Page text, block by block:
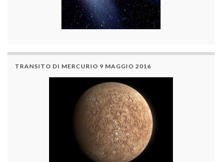
TRANSITO DI MERCURIO 9 MAGGIO 2016